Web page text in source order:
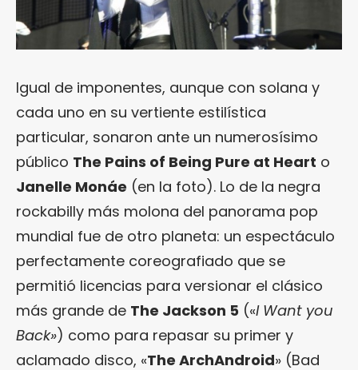
Igual de imponentes, aunque con solana y
cada uno en su vertiente estilística
particular, sonaron ante un numerosísimo
público The Pains of Being Pure at Heart o
Janelle Monáe (en la foto). Lo de la negra
rockabilly más molona del panorama pop
mundial fue de otro planeta: un espectáculo
perfectamente coreografiado que se
permitió licencias para versionar el clásico
más grande de The Jackson 5 («I Want you
Back») como para repasar su primer y
aclamado disco, «The ArchAndroid» (Bad